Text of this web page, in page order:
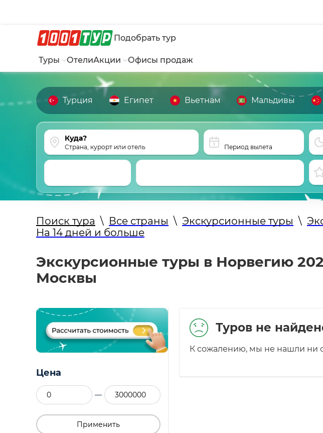
Подобрать тур
Туры ОтелиАкции Офисы продаж
Турция Египет Вьетнам Мальдивы
Страна, курорт или отель Период вылета
Поиск тура \ Все страны \ Экскурсионные туры \
На 14 дней и больше
Экскурсионные туры в Норвегию
Москвы
Цена
—
Применить
Туров не
К сожалению, мы не нашли ни